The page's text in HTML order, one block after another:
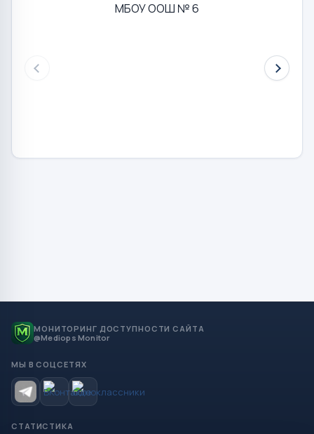
МБОУ ООШ № 6
МОНИТОРИНГ ДОСТУПНОСТИ САЙТА
@Mediops Monitor
МЫ В СОЦСЕТЯХ
СТАТИСТИКА